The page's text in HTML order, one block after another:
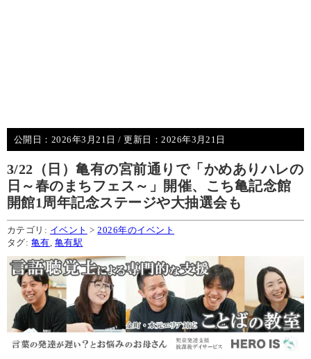
公開日： 2026年3月21日 / 更新日：2026年3月21日
3/22（日）亀有の宮前通りで「かめありハレの
日～春のまちフェス～」開催、こち亀記念館
開館1周年記念ステージや大抽選会も
カテゴリ: イベント >2026年のイベント
タグ: 亀有 亀有駅